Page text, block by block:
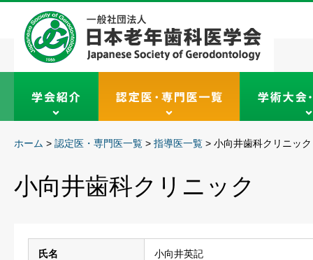
ホーム > 認定医・専門医一覧 > 指導医一覧 > 小向井歯科クリニック
小向井歯科クリニック
氏名 小向井英記